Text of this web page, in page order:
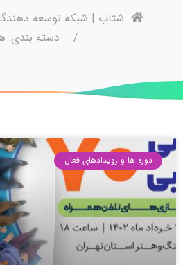
شتاب | شبکه توسعه
دسته بندی:
دوره ها و رویدادهای فعال